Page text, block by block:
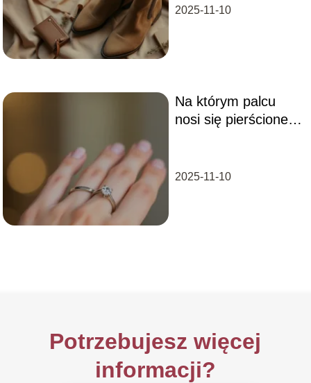
2025-11-10
Na którym palcu
nosi się pierścionek
2025-11-10
Potrzebujesz więcej
informacji?